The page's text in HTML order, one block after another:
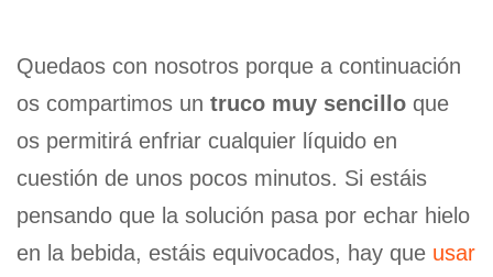
Quedaos con nosotros porque a continuación
os compartimos un truco muy sencillo que
os permitirá enfriar cualquier líquido en
cuestión de unos pocos minutos. Si estáis
pensando que la solución pasa por echar hielo
en la bebida, estáis equivocados, hay que usar